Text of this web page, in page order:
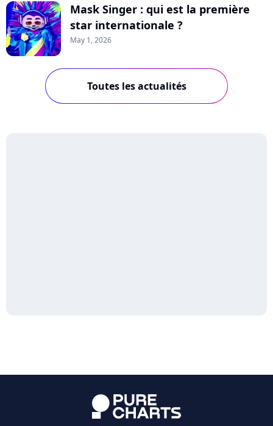
Mask Singer : qui est la première
star internationale ?
May 1, 2026
Toutes les actualités